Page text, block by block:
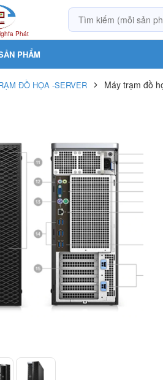
Phát
PHẨM
ĐỒ HỌA -SERVER Máy trạm đồ